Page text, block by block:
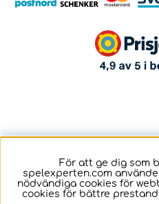
För att ge dig som
spelexperten.com
nödvändiga cookies för
cookies för bättre